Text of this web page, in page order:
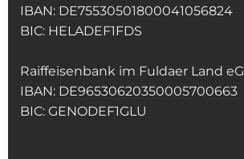
IBAN: DE75530501800041056824
BIC: HELADEF1FDS
Raiffeisenbank im Fuldaer Land eG
IBAN: DE96530620350005700663
BIC: GENODEF1GLU